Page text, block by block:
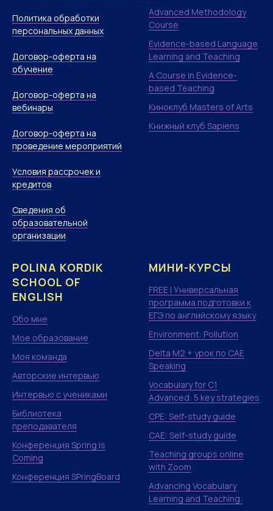
Политика обработки
персональных данных
Договор-оферта на
обучение
Договор-оферта на
вебинары
Договор-оферта на
проведение мероприятий
Условия рассрочек и
кредитов
Сведения об
образовательной
организации
Advanced Methodology
Course
Evidence-based Language
Learning and Teaching
A Course in Evidence-
based Teaching
Киноклуб Masters of Arts
Книжный клуб Sapiens
POLINA KORDIK
SCHOOL OF
ENGLISH
Обо мне
Мое образование
Моя команда
Авторские интервью
Интервью с учениками
Библиотека
преподавателя
Конференция Spring is
Coming
Конференция SPringBoard
МИНИ-КУРСЫ
FREE | Универсальная
программа подготовки к
ЕГЭ по английскому языку
Environment: Pollution
Delta M2 + урок по CAE
Speaking
Vocabulary for C1
Advanced: 5 key strategies
CPE: Self-study guide
CAE: Self-study guide
Teaching groups online
with Zoom
Advancing Vocabulary
Learning and Teaching: